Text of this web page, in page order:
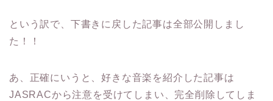
という訳で、下書きに戻した記事は全部公開しまし
た！！
あ、正確にいうと、好きな音楽を紹介した記事は
JASRACから注意を受けてしまい、完全削除してしま